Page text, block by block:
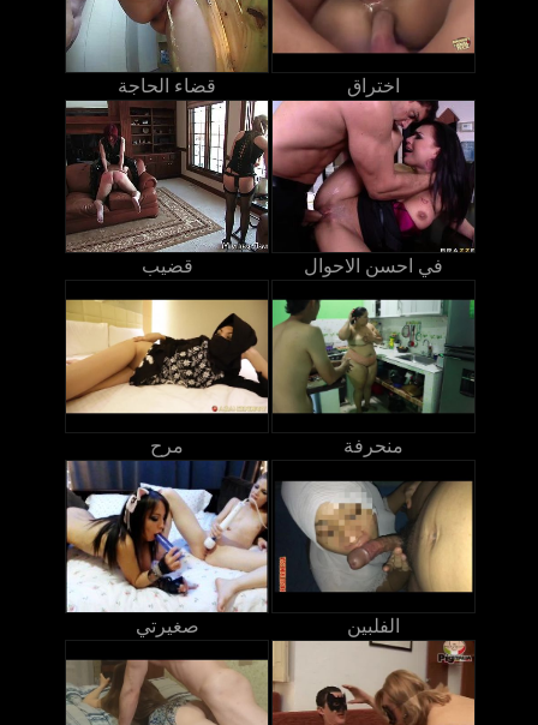
قضاء الحاجة اختراق
قضيب في احسن الاحوال
مرح منحرفة
صغيرتي الفلبين